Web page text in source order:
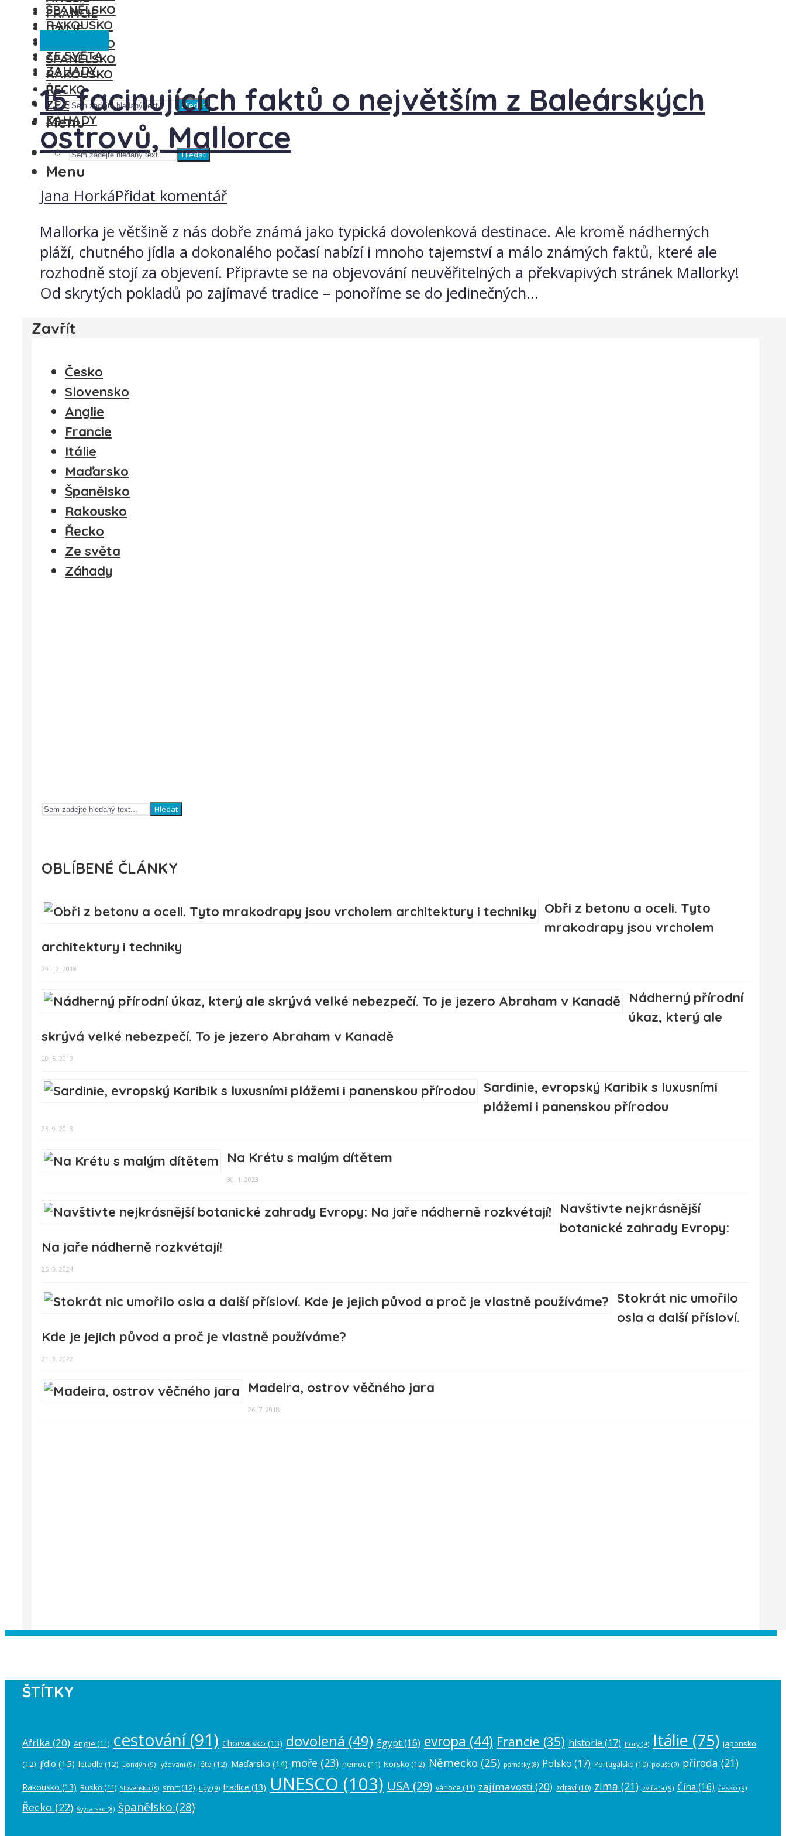
FRANCIE
ITÁLIE
MAĎARSKO
ŠPANĚLSKO
RAKOUSKO
ŘECKO
ZE SVĚTA
ZÁHADY
Hledat
Menu
ŠPANĚLSKO
RAKOUSKO
ZE SVĚTA
ZÁHADY
Hledat
Menu
15 facinujících faktů o největším z Baleárských
ostrovů, Mallorce
Jana HorkáPřidat komentář
Mallorka je většině z nás dobře známá jako typická dovolenková destinace. Ale kromě nádherných
pláží, chutného jídla a dokonalého počasí nabízí i mnoho tajemství a málo známých faktů, které ale
rozhodně stojí za objevení. Připravte se na objevování neuvěřitelných a překvapivých stránek Mallorky!
Od skrytých pokladů po zajímavé tradice – ponoříme se do jedinečných...
Zavřít
Česko
Slovensko
Anglie
Francie
Itálie
Maďarsko
Španělsko
Rakousko
Řecko
Ze světa
Záhady
Hledat
OBLÍBENÉ ČLÁNKY
Obři z betonu a oceli. Tyto
mrakodrapy jsou vrcholem
architektury i techniky
29. 12. 2019
Nádherný přírodní
úkaz, který ale
skrývá velké nebezpečí. To je jezero Abraham v Kanadě
20. 5. 2019
Sardinie, evropský Karibik s luxusními
plážemi i panenskou přírodou
23. 9. 2018
Na Krétu s malým dítětem
30. 1. 2023
Navštivte nejkrásnější
botanické zahrady Evropy:
Na jaře nádherně rozkvétají!
25. 3. 2024
Stokrát nic umořilo
osla a další přísloví.
Kde je jejich původ a proč je vlastně používáme?
21. 3. 2022
Madeira, ostrov věčného jara
26. 7. 2018
ŠTÍTKY
Afrika (20) Anglie (11) cestování(91) Chorvatsko (13) dovolená (49) Egypt(16) evropa (44) Francie (35) historie (17) hory (9) Itálie (75) japonsko
(12) jídlo (15) letadlo (12) Londýn (9) lyžování (9) léto (12) Maďarsko (14) moře (23) nemoc(11) Norsko (12) Německo (25) památky(8) Polsko (17) Portugalsko (10) poušť(9) příroda (21)
Rakousko (13) Rusko (11) Slovensko (8) smrt(12) tipy (9) tradice (13) UNESCO (103) USA (29) vánoce (11) zajímavosti (20) zdraví (10) zima (21) zvířata (9) Čína (16) česko (9)
Řecko (22) Švýcarsko (8) španělsko (28)